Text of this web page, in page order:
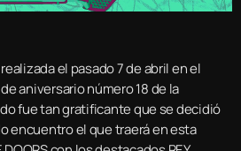
el pasado 7 de abril en el
aniversario número 18 de la
fue tan gratificante que se decidió
encuentro el que traerá en esta